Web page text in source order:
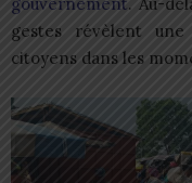
gestes révèlent
citoyens dans les